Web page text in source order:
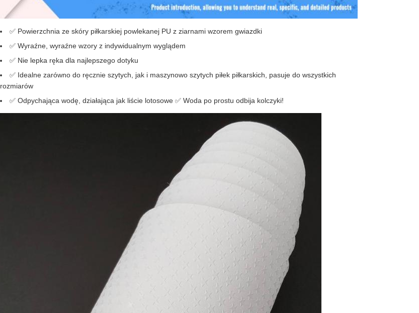
✅ Powierzchnia ze skóry piłkarskiej powlekanej PU z ziarnami wzorem gwiazdki
✅ Wyraźne, wyraźne wzory z indywidualnym wyglądem
✅ Nie lepka ręka dla najlepszego dotyku
✅ Idealne zarówno do ręcznie szytych, jak i maszynowo szytych piłek piłkarskich, pasuje do wszystkich
rozmiarów
✅ Odpychająca wodę, działająca jak liście lotosowe ✅ Woda po prostu odbija kolczyki!